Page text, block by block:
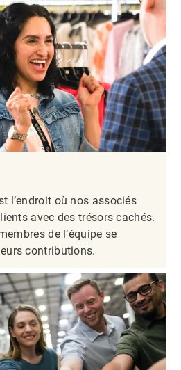
l’endroit où nos associés
avec des trésors cachés.
de l’équipe se
contributions.​​​​​​​